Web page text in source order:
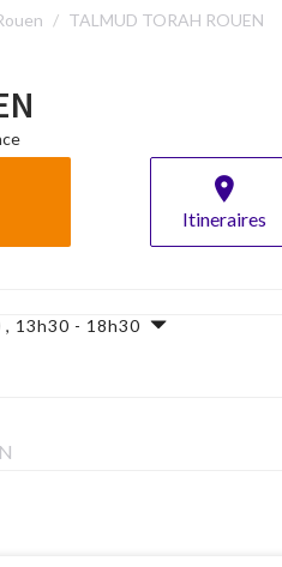
TALMUD TORAH ROUEN
Itineraires
13h30 - 18h30